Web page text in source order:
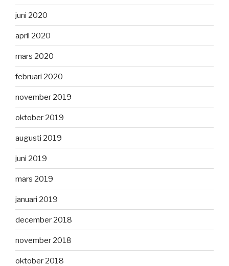
juni 2020
april 2020
mars 2020
februari 2020
november 2019
oktober 2019
augusti 2019
juni 2019
mars 2019
januari 2019
december 2018
november 2018
oktober 2018